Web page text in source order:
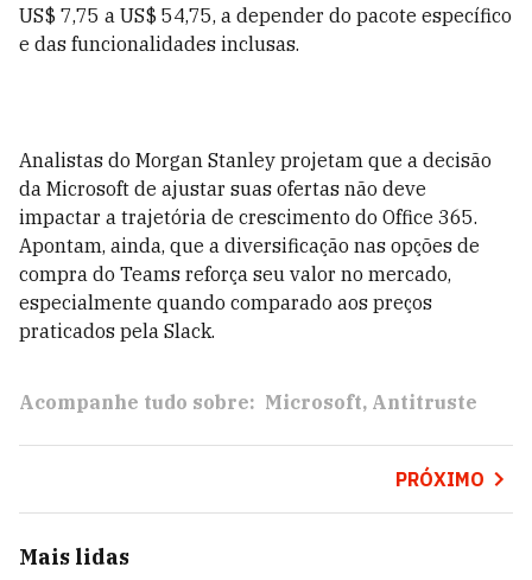
US$ 7,75 a US$ 54,75, a depender do pacote específico
e das funcionalidades inclusas.
Analistas do Morgan Stanley projetam que a decisão
da Microsoft de ajustar suas ofertas não deve
impactar a trajetória de crescimento do Office 365.
Apontam, ainda, que a diversificação nas opções de
compra do Teams reforça seu valor no mercado,
especialmente quando comparado aos preços
praticados pela Slack.
Acompanhe tudo sobre: Microsoft Antitruste
PRÓXIMO
Mais lidas